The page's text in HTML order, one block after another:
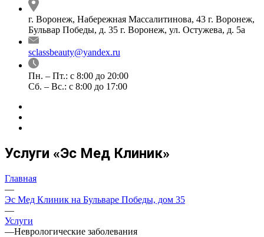
г. Воронеж, Набережная Массалитинова, 43 г. Воронеж,
Бульвар Победы, д. 35 г. Воронеж, ул. Остужева, д. 5а
sclassbeauty@yandex.ru
Пн. – Пт.: с 8:00 до 20:00
Сб. – Вс.: с 8:00 до 17:00
Услуги «Эс Мед Клиник»
Главная
—
Эс Мед Клиник на Бульваре Победы, дом 35
—
Услуги
—Неврологические заболевания